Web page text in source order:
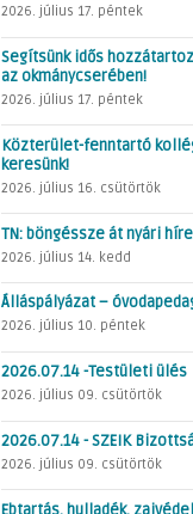
2026. július 17. péntek
Segítsünk idős
az okmánycserében!
2026. július 17. péntek
Közterület-fenntartó
keresünk!
2026. július 16. csütörtök
TN: böngéssze át nyári
2026. július 14. kedd
Álláspályázat –
2026. július 10. péntek
2026.07.14 -Testületi ülés
2026. július 09. csütörtök
2026.07.14 - SZEIK
2026. július 09. csütörtök
Ebtartás, hulladék,